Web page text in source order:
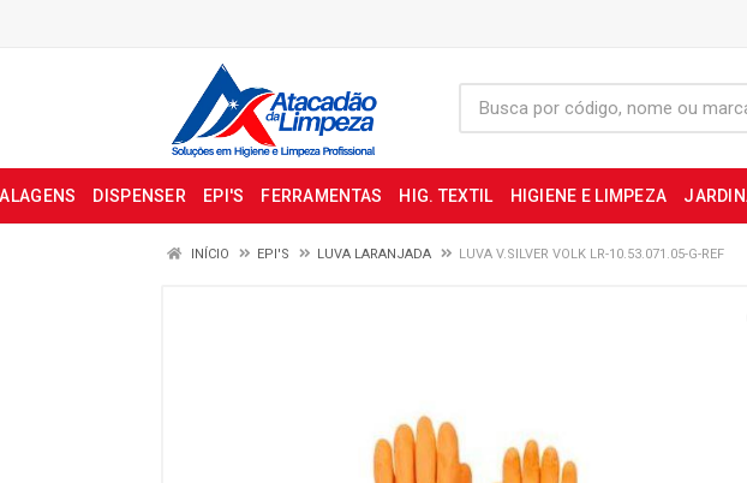
DISPENSER EPI'S FERRAMENTAS HIG. TEXTIL HIGIENE E LIMPEZA
INÍCIO EPI'S LUVA LARANJADA LUVA V.SILVER VOLK LR-10.53.071.05-G-REF